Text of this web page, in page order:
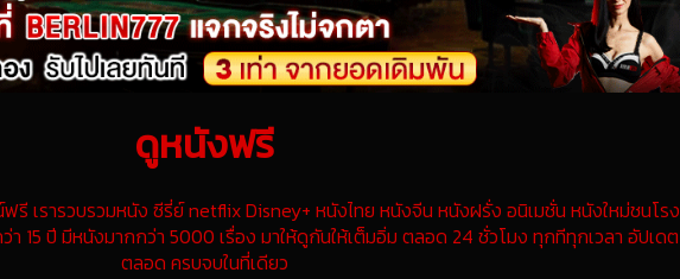
ดูหนังฟรี
รี เรารวบรวมหนัง ซีรี่ย์ netflix Disney+ หนังไทย หนังจีน หนังฝรั่ง อนิเมชั่น หนังใหม่ชนโรง
า 15 ปี มีหนังมากกว่า 5000 เรื่อง มาให้ดูกันให้เต็มอิ่ม ตลอด 24 ชั่วโมง ทุกทีทุกเวลา อัปเดต
ตลอด ครบจบในที่เดียว